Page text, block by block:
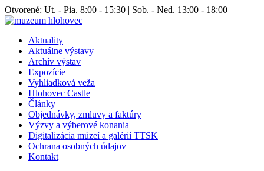
Otvorené: Ut. - Pia. 8:00 - 15:30 | Sob. - Ned. 13:00 - 18:00
Aktuality
Aktuálne výstavy
Archív výstav
Expozície
Vyhliadková veža
Hlohovec Castle
Články
Objednávky, zmluvy a faktúry
Výzvy a výberové konania
Digitalizácia múzeí a galérií TTSK
Ochrana osobných údajov
Kontakt